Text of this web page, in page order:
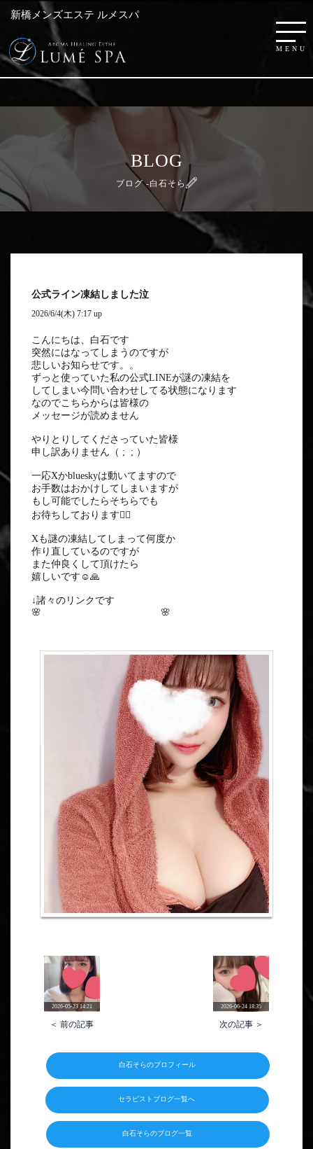
新橋メンズエステ ルメスパ
BLOG
ブログ -白石そら
公式ライン凍結しました泣
2026/6/4(木) 7:17 up
こんにちは、白石です
突然にはなってしまうのですが
悲しいお知らせです。。
ずっと使っていた私の公式LINEが謎の凍結を
してしまい今問い合わせしてる状態になります
なのでこちらからは皆様の
メッセージが読めません
やりとりしてくださっていた皆様
申し訳ありません（ ; ; ）
一応Xかblueskyは動いてますので
お手数はおかけしてしまいますが
もし可能でしたらそちらでも
お待ちしております🙇‍♂️
Xも謎の凍結してしまって何度か
作り直しているのですが
また仲良くして頂けたら
嬉しいです☺️🙏
↓諸々のリンクです
🌸
🌸
2026-05-23 14:21
＜ 前の記事
2026-06-24 18:35
次の記事 ＞
白石そらのプロフィール
セラピストブログ一覧へ
白石そらのブログ一覧